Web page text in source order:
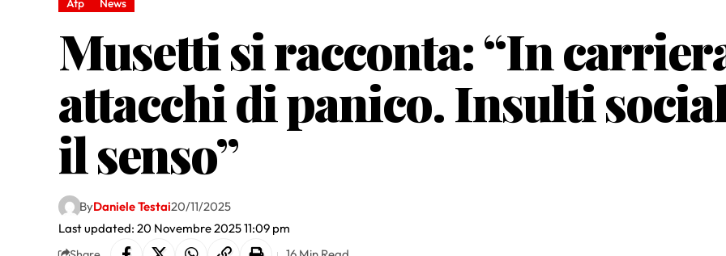
Atp News
Musetti si racconta: “In
attacchi di panico. Insulti
il senso”
Last updated: 20 Novembre 2025 11:09 pm
ByDaniele Testai20/11/2025